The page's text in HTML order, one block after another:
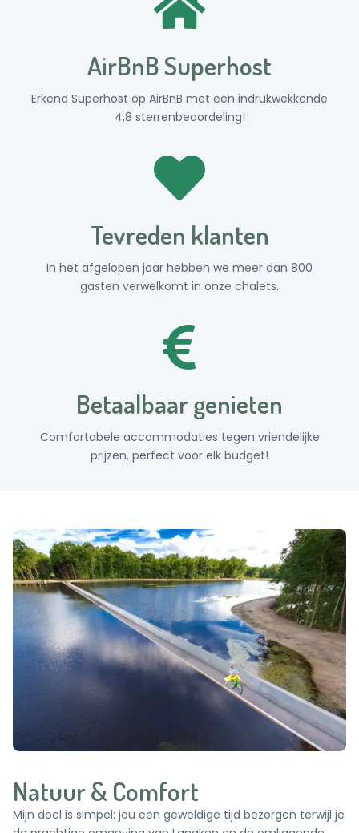
AirBnB Superhost
Erkend Superhost op AirBnB met een indrukwekkende
4,8 sterrenbeoordeling!
Tevreden klanten
In het afgelopen jaar hebben we meer dan 800
gasten verwelkomt in onze chalets.
Betaalbaar genieten
Comfortabele accommodaties tegen vriendelijke
prijzen, perfect voor elk budget!
Natuur & Comfort
Mijn doel is simpel: jou een geweldige tijd bezorgen terwijl je